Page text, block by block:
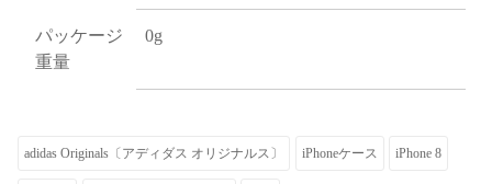
パッケージ
重量
0g
adidas Originals〔アディダス オリジナルス〕 iPhoneケース iPhone 8